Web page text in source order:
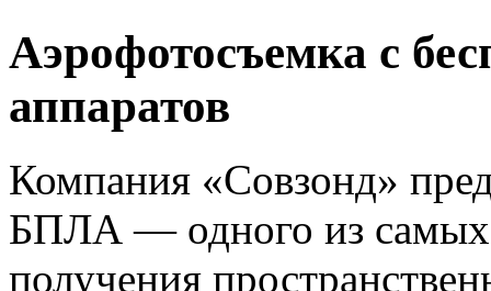
Аэрофотосъемка с
аппаратов
Компания «Совзонд»
БПЛА ― одного из самых
получения